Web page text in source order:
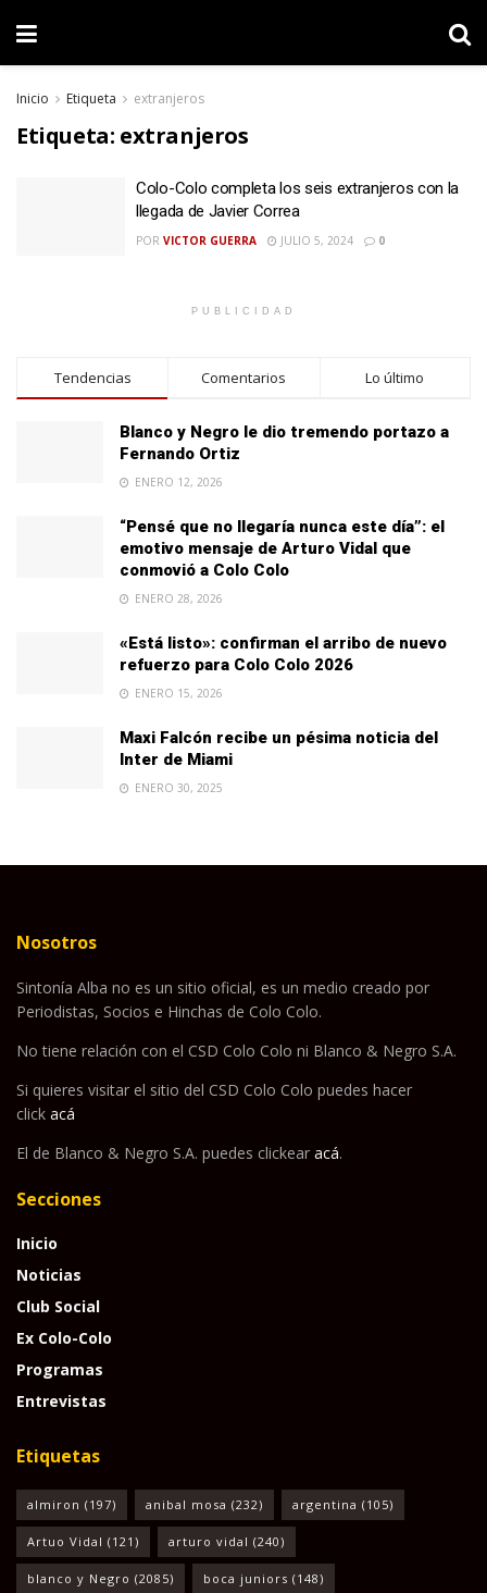
Inicio Etiqueta extranjeros
Etiqueta: extranjeros
Colo-Colo completa los seis extranjeros con la
llegada de Javier Correa
POR VICTOR GUERRA JULIO 5, 2024 0
PUBLICIDAD
Tendencias Comentarios Lo último
Blanco y Negro le dio tremendo portazo a
Fernando Ortiz
ENERO 12, 2026
“Pensé que no llegaría nunca este día”: el
emotivo mensaje de Arturo Vidal que
conmovió a Colo Colo
ENERO 28, 2026
«Está listo»: confirman el arribo de nuevo
refuerzo para Colo Colo 2026
ENERO 15, 2026
Maxi Falcón recibe un pésima noticia del
Inter de Miami
ENERO 30, 2025
Nosotros
Sintonía Alba no es un sitio oficial, es un medio creado por
Periodistas, Socios e Hinchas de Colo Colo.
No tiene relación con el CSD Colo Colo ni Blanco & Negro S.A.
Si quieres visitar el sitio del CSD Colo Colo puedes hacer
click acá
El de Blanco & Negro S.A. puedes clickear acá.
Secciones
Inicio
Noticias
Club Social
Ex Colo-Colo
Programas
Entrevistas
Etiquetas
almiron (197) anibal mosa (232) argentina (105)
Artuo Vidal (121) arturo vidal (240)
blanco y Negro (2085) boca juniors (148)